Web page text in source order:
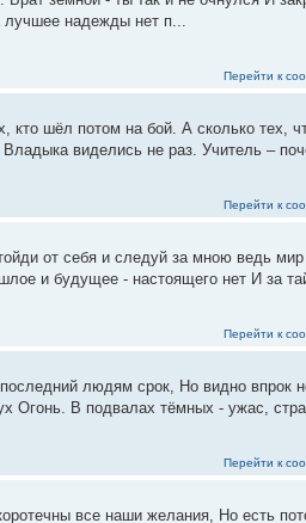
лучшее надежды нет п...
Перейти к
кто шёл потом на бой. А сколько тех,
виделись не раз. Учитель –
Перейти к
от себя и следуй за мною ведь
и будущее - настоящего нет И за
Перейти к
людям срок, Но видно впрок
Огонь. В подвалах тёмных - ужас,
Перейти к
все наши желания, Но есть